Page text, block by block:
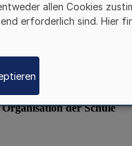
allen Cookies
erforderlich sind. Hier